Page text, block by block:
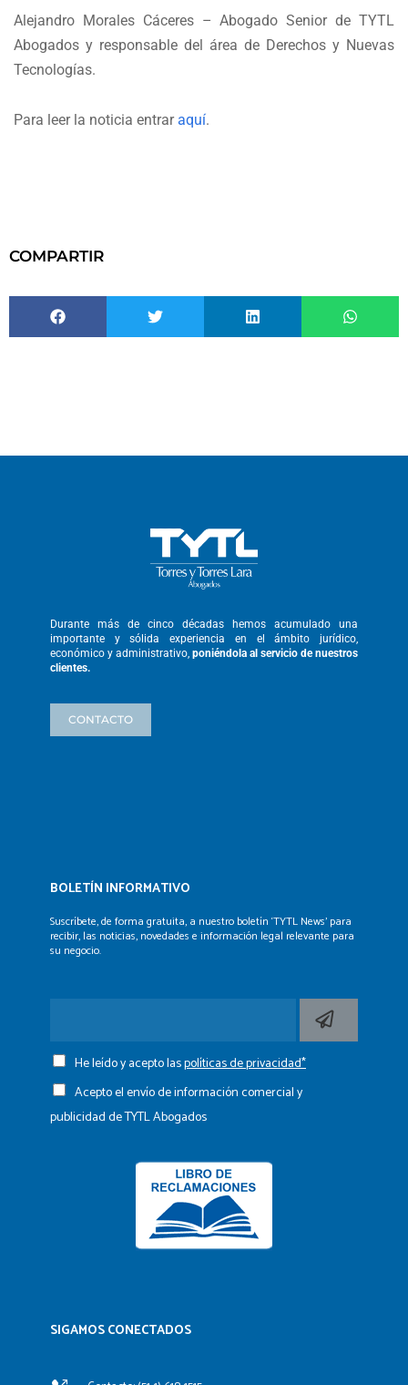
Alejandro Morales Cáceres – Abogado Senior de TYTL
Abogados y responsable del área de Derechos y Nuevas
Tecnologías.
Para leer la noticia entraraquí.
COMPARTIR
Durante más de cinco décadas hemos acumulado una
importante y sólidaexperiencia en el ámbito jurídico,
económico y administrativo, poniéndola al servicio de nuestros
clientes.
CONTACTO
BOLETÍN INFORMATIVO
Suscríbete, de forma gratuita, a nuestro boletín ‘TYTL News’ para
recibir, las noticias, novedades e información legal relevante para
su negocio.
He leído y acepto laspolíticas de privacidad*
Acepto el envío de información comercial y
publicidad de TYTL Abogados
SIGAMOS CONECTADOS​